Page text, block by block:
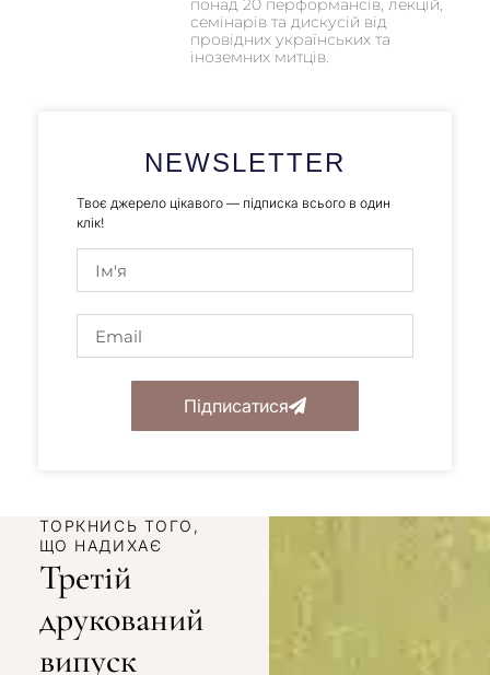
понад 20 перформансів, лекцій,
семінарів та дискусій від
провідних українських та
іноземних митців.
NEWSLETTER
Твоє джерело цікавого — підписка всього в один
клік!
Підписатися
ТОРКНИСЬ ТОГО,
ЩО НАДИХАЄ
Третій
друкований
випуск